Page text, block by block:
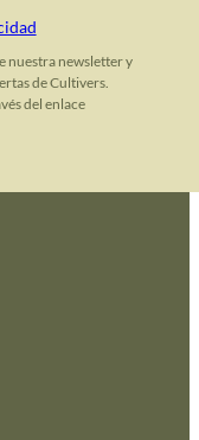
nuestra newsletter y
de Cultivers.
del enlace